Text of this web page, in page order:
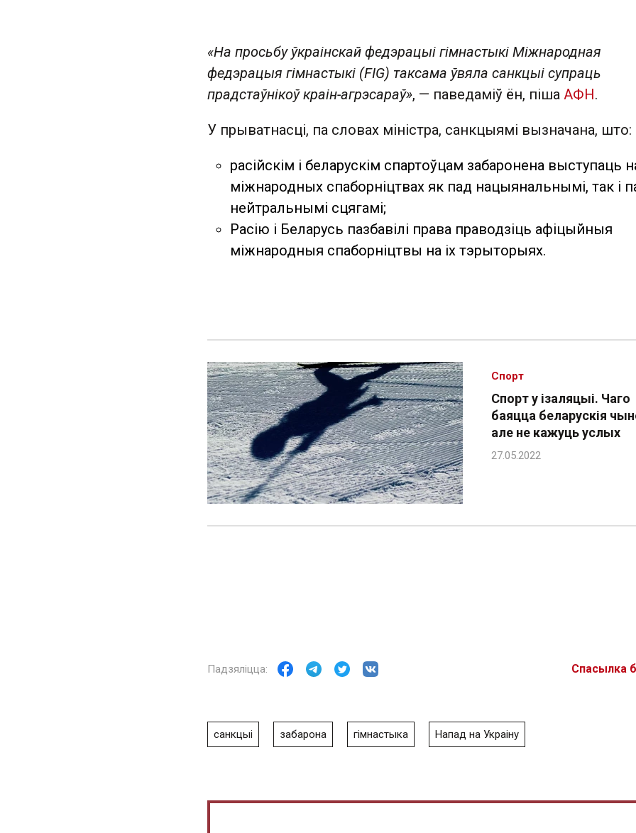
«На просьбу ўкраінскай федэрацыі гімнастыкі Міжнародная
федэрацыя гімнастыкі (FIG) таксама ўвяла санкцыі супраць
прадстаўнікоў краін-агрэсараў», — паведаміў ён, піша АФН.
У прыватнасці, па словах міністра, санкцыямі вызначана, што:
расійскім і беларускім спартоўцам забаронена выступаць
міжнародных спаборніцтвах як пад нацыянальнымі, так і
нейтральнымі сцягамі;
Расію і Беларусь пазбавілі права праводзіць афіцыйныя
міжнародныя спаборніцтвы на іх тэрыторыях.
Спорт у ізаляцыі. Чаго
баяцца беларускія
але не кажуць услых
Спорт
Спасылка
санкцыі забарона гімнастыка Напад на Украіну